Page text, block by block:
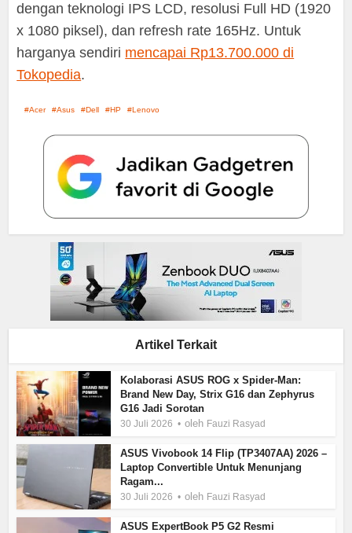
dengan teknologi IPS LCD, resolusi Full HD (1920
x 1080 piksel), dan refresh rate 165Hz. Untuk
harganya sendiri mencapai Rp13.700.000 di
Tokopedia.
Acer Asus Dell HP Lenovo
Artikel Terkait
Kolaborasi ASUS ROG x Spider-Man:
Brand New Day, Strix G16 dan Zephyrus
G16 Jadi Sorotan
30 Juli 2026 oleh Fauzi Rasyad
ASUS Vivobook 14 Flip (TP3407AA) 2026 –
Laptop Convertible Untuk Menunjang
Ragam...
30 Juli 2026 oleh Fauzi Rasyad
ASUS ExpertBook P5 G2 Resmi